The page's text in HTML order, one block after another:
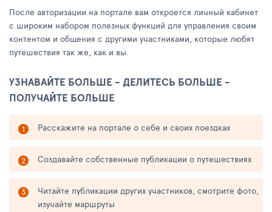
После авторизации на портале вам откроется личный кабинет
с широким набором полезных функций для управления своим
контентом и общения с другими участниками, которые любят
путешествия так же, как и вы.
УЗНАВАЙТЕ БОЛЬШЕ - ДЕЛИТЕСЬ БОЛЬШЕ -
ПОЛУЧАЙТЕ БОЛЬШЕ
Расскажите на портале о себе и своих поездках
Создавайте собственные публикации о путешествиях
Читайте публикации других участников, смотрите фото,
изучайте маршруты